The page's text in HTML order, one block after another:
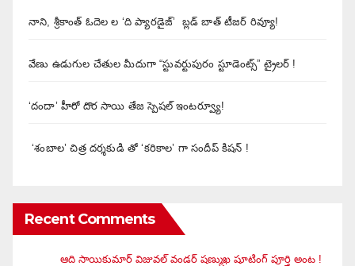
నాని, శ్రీకాంత్ ఓదెల ల ‘ది ప్యారడైజ్’ బ్లడ్ బాత్ టీజర్ రివ్యూ!
వేణు ఉడుగుల చేతుల మీదుగా “స్టువర్టుపురం స్టూడెంట్స్” ట్రైలర్ !
‘దందా’ హీరో దొర సాయి తేజ స్పెషల్ ఇంటర్వ్యూ!
‘శంబాల’ చిత్ర దర్శకుడి తో ‘కరికాల’ గా సందీప్ కిషన్ !
Recent Comments
ఆది సాయికుమార్ విజువ‌ల్ వండ‌ర్ ష‌ణ్ముఖ షూటింగ్ పూర్తి అంట !